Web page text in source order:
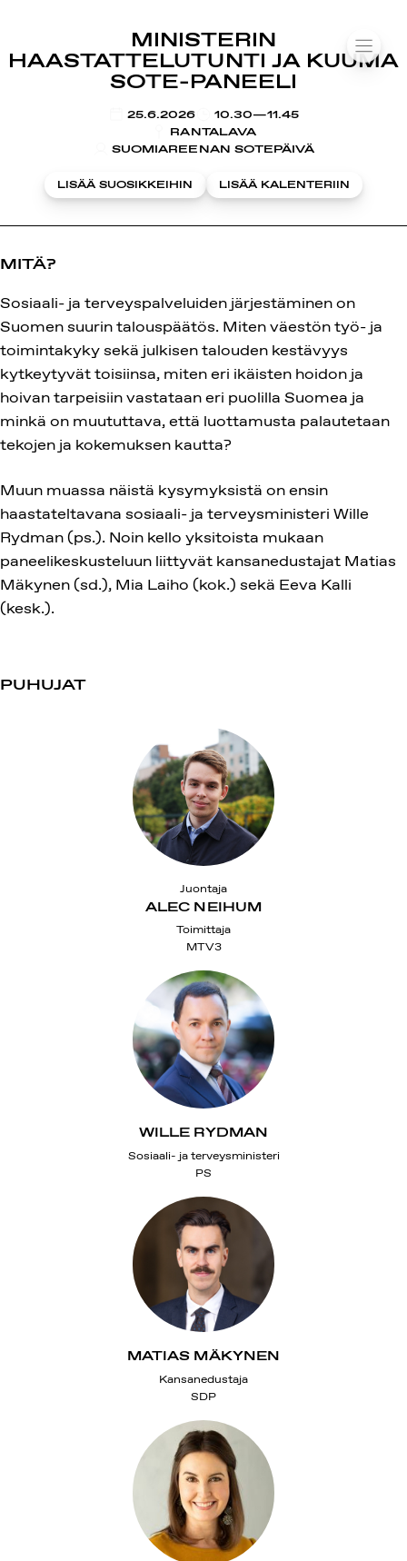
sisältöön
MINISTERIN
HAASTATTELUTUNTI JA KUUMA
SOTE-PANEELI
25.6.2026
KLO
10.30—11.45
RANTALAVA
SUOMIAREENAN SOTEPÄIVÄ
LISÄÄ SUOSIKKEIHIN LISÄÄ KALENTERIIN
MITÄ?
Sosiaali- ja terveyspalveluiden järjestäminen on
Suomen suurin talouspäätös. Miten väestön työ- ja
toimintakyky sekä julkisen talouden kestävyys
kytkeytyvät toisiinsa, miten eri ikäisten hoidon ja
hoivan tarpeisiin vastataan eri puolilla Suomea ja
minkä on muututtava, että luottamusta palautetaan
tekojen ja kokemuksen kautta?
Muun muassa näistä kysymyksistä on ensin
haastateltavana sosiaali- ja terveysministeri Wille
Rydman (ps.). Noin kello yksitoista mukaan
paneelikeskusteluun liittyvät kansanedustajat Matias
Mäkynen (sd.), Mia Laiho (kok.) sekä Eeva Kalli
(kesk.).
PUHUJAT
ALEC NEIHUM
Juontaja
Toimittaja
MTV3
WILLE RYDMAN
Sosiaali- ja terveysministeri
PS
MATIAS MÄKYNEN
Kansanedustaja
SDP